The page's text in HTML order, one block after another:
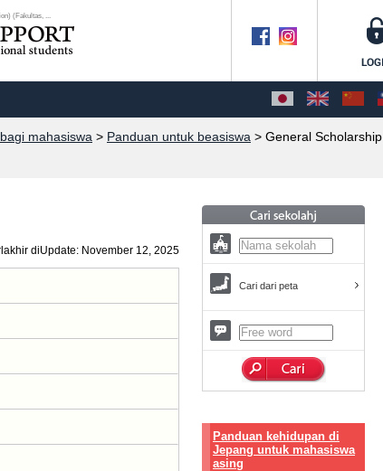
(Fakultas, ...
mahasiswa > Panduan untuk beasiswa > General Scholarship
diUpdate: November 12, 2025
Cari dari peta
Panduan kehidupan di
Jepang untuk mahasiswa
asing